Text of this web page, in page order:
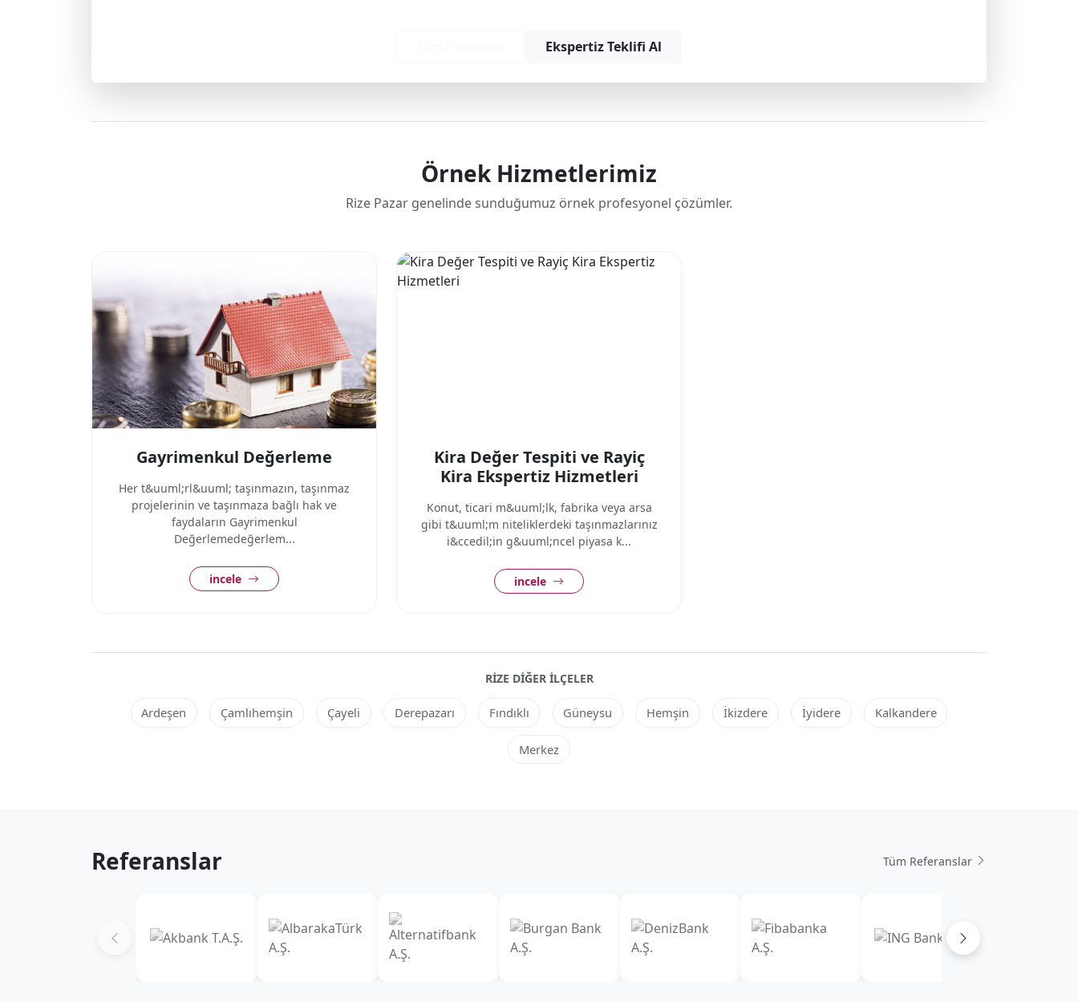
Ekspertiz Teklifi Al
Örnek Hizmetlerimiz
Rize Pazar genelinde sunduğumuz örnek profesyonel çözümler.
Gayrimenkul Değerleme
Her t&uuml;rl&uuml; taşınmazın, taşınmaz
projelerinin ve taşınmaza bağlı hak ve
faydaların Gayrimenkul
Değerlemedeğerlem...
incele
Kira Değer Tespiti ve Rayiç
Kira Ekspertiz Hizmetleri
Konut, ticari m&uuml;lk, fabrika veya arsa
gibi t&uuml;m niteliklerdeki taşınmazlarınız
i&ccedil;in g&uuml;ncel piyasa k...
incele
RIZE DIĞER ILÇELER
Ardeşen Çamlıhemşin Çayeli Derepazarı Fındıklı Güneysu Hemşin İkizdere İyidere Kalkandere
Merkez
Referanslar Tüm Referanslar